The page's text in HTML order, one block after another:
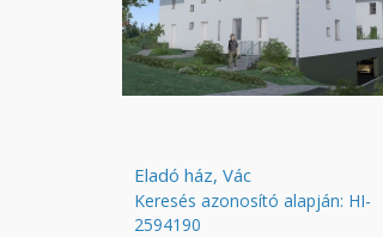
Eladó ház, Vác
Keresés azonosító alapján: HI-
2594190